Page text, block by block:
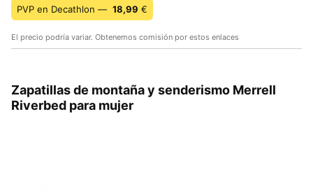
PVP en Decathlon — 18,99 €
El precio podría variar. Obtenemos comisión por estos enlaces
Zapatillas de montaña y senderismo Merrell
Riverbed para mujer